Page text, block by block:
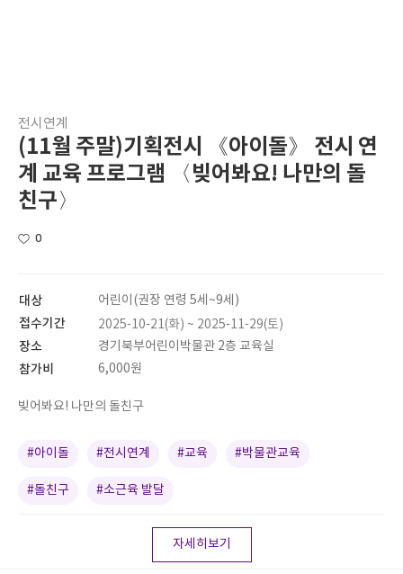
전시연계
(11월 주말)기획전시 《아이돌》 전시 연
계 교육 프로그램 〈빚어봐요! 나만의 돌
친구〉
0
대상 어린이(권장 연령 5세~9세)
접수기간 2025-10-21(화) ~ 2025-11-29(토)
장소 경기북부어린이박물관 2층 교육실
참가비 6,000원
빚어봐요! 나만의 돌친구
#아이돌 #전시연계 #교육 #박물관교육
#돌친구 #소근육 발달
자세히보기